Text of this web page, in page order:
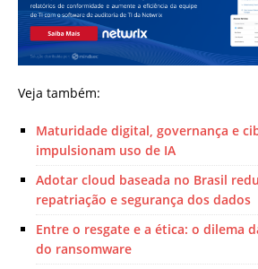
Veja também:
Maturidade digital, governança e
impulsionam uso de IA
Adotar cloud baseada no Brasil
repatriação e segurança dos dados
Entre o resgate e a ética: o dilema
do ransomware